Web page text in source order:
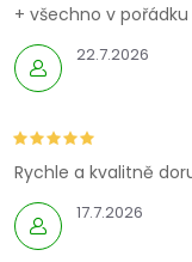
22.7.2026
+ všechno v pořádku
17.7.2026
Rychle a kvalitně